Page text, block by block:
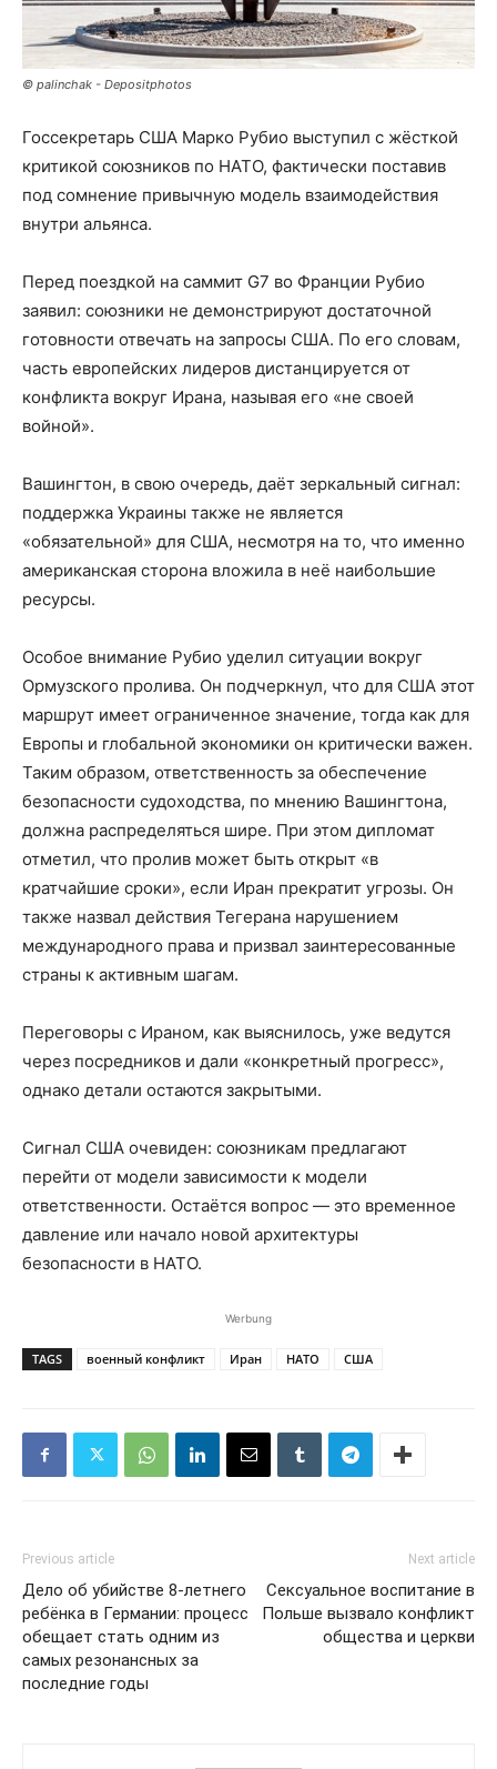
© palinchak - Depositphotos
Госсекретарь США Марко Рубио выступил с жёсткой
критикой союзников по НАТО, фактически поставив
под сомнение привычную модель взаимодействия
внутри альянса.
Перед поездкой на саммит G7 во Франции Рубио
заявил: союзники не демонстрируют достаточной
готовности отвечать на запросы США. По его словам,
часть европейских лидеров дистанцируется от
конфликта вокруг Ирана, называя его «не своей
войной».
Вашингтон, в свою очередь, даёт зеркальный сигнал:
поддержка Украины также не является
«обязательной» для США, несмотря на то, что именно
американская сторона вложила в неё наибольшие
ресурсы.
Особое внимание Рубио уделил ситуации вокруг
Ормузского пролива. Он подчеркнул, что для США этот
маршрут имеет ограниченное значение, тогда как для
Европы и глобальной экономики он критически важен.
Таким образом, ответственность за обеспечение
безопасности судоходства, по мнению Вашингтона,
должна распределяться шире. При этом дипломат
отметил, что пролив может быть открыт «в
кратчайшие сроки», если Иран прекратит угрозы. Он
также назвал действия Тегерана нарушением
международного права и призвал заинтересованные
страны к активным шагам.
Переговоры с Ираном, как выяснилось, уже ведутся
через посредников и дали «конкретный прогресс»,
однако детали остаются закрытыми.
Сигнал США очевиден: союзникам предлагают
перейти от модели зависимости к модели
ответственности. Остаётся вопрос — это временное
давление или начало новой архитектуры
безопасности в НАТО.
Werbung
TAGS военный конфликт Иран НАТО США
Previous article
Дело об убийстве 8-летнего
ребёнка в Германии: процесс
обещает стать одним из
самых резонансных за
последние годы
Next article
Сексуальное воспитание в
Польше вызвало конфликт
общества и церкви